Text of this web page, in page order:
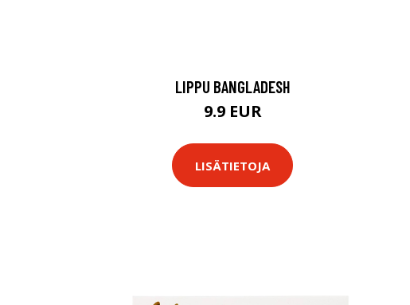
LIPPU BANGLADESH
9.9 EUR
LISÄTIETOJA